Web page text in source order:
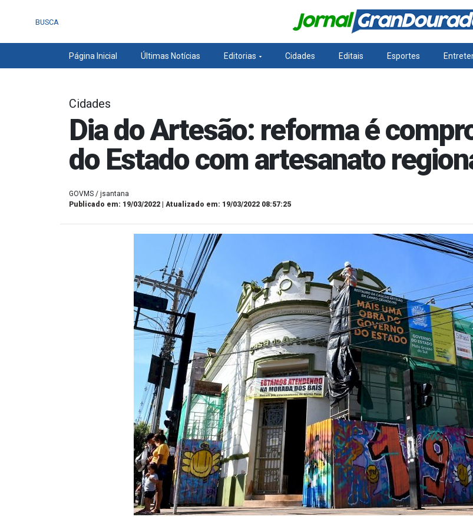
BUSCA
Página Inicial Últimas Notícias Editorias Cidades Editais Esportes
Cidades
Dia do Artesão: reforma é
do Estado com artesanato
GOVMS / jsantana
Publicado em: 19/03/2022 | Atualizado em: 19/03/2022 08:57:25